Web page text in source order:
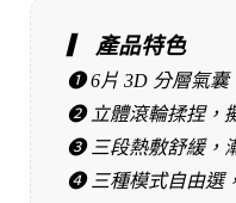
▎ 產品特色
❶ 6片 3D 分層氣囊
❷ 立體滾輪揉捏，
❸ 三段熱敷舒緩，
❹ 三種模式自由選